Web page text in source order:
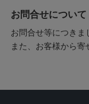
お問合せについて
お問合せ等につきま
また、お客様から